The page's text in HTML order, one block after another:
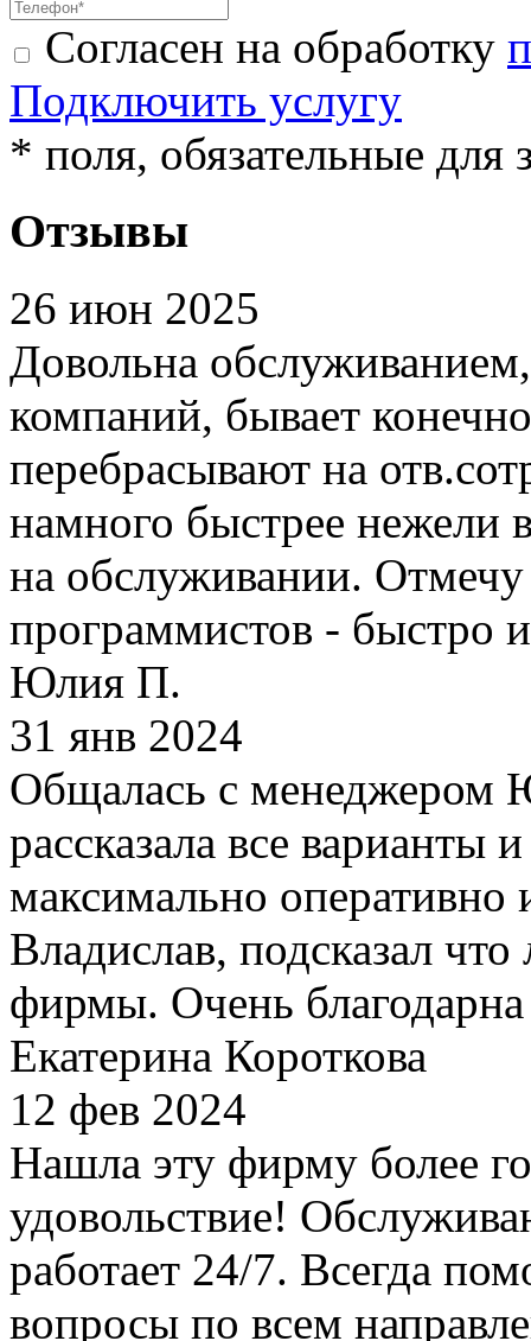
Согласен на обработку
Подключить услугу
* поля, обязательные для
Отзывы
26 июн 2025
Довольна
компаний, бывает
перебрасывают на
намного быстрее нежели
на обслуживании. Отмечу
программистов - быстро
Юлия П.
31 янв 2024
Общалась с менеджером
рассказала все
максимально
Владислав, подсказал
фирмы. Очень благодарна
Екатерина Короткова
12 фев 2024
Нашла эту фирму более
удовольствие!
работает 24/7. Всегда
вопросы по всем